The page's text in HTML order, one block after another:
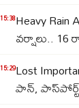
చిత్రంగా
15:38Heavy
వర్షాలు.. 16
రాష్ట్రాల్లో
15:29Lost
పాన్,